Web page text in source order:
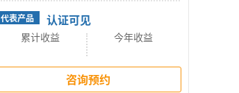
代表产品 认证可见
累计收益 今年收益
咨询预约